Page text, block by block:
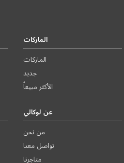
الماركات
الماركات
جديد
الأكثر مبيعاً
عن لوكالي
من نحن
تواصل معنا
متاجرنا